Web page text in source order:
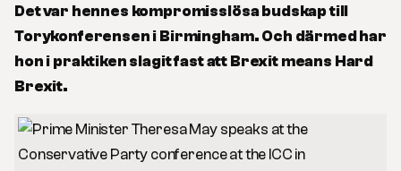
Det var hennes kompromisslösa budskap till
Torykonferensen i Birmingham. Och därmed har
hon i praktiken slagit fast att Brexit means Hard
Brexit.